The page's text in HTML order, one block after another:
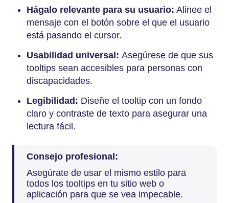
Hágalo relevante para su usuario: Alinee el
mensaje con el botón sobre el que el usuario
está pasando el cursor.
Usabilidad universal: Asegúrese de que sus
tooltips sean accesibles para personas con
discapacidades.
Legibilidad: Diseñe el tooltip con un fondo
claro y contraste de texto para asegurar una
lectura fácil.
Consejo profesional:
Asegúrate de usar el mismo estilo para
todos los tooltips en tu sitio web o
aplicación para que se vea impecable.